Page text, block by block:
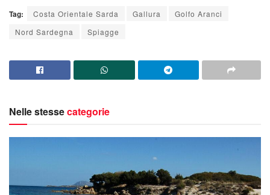
Tag: Costa Orientale Sarda Gallura
Golfo Aranci
Nord Sardegna
Spiagge
Nelle stessecategorie